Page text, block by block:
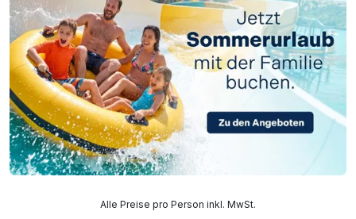
Alle Preise pro Person inkl. MwSt.